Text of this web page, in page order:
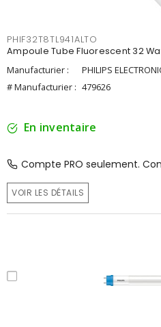
PHIF32T8TL941ALTO
Ampoule Tube Fluorescent 32
Manufacturier :
PHILIPS
# Manufacturier : 479626
En inventaire
Compte PRO seulement.
VOIR LES DÉTAILS